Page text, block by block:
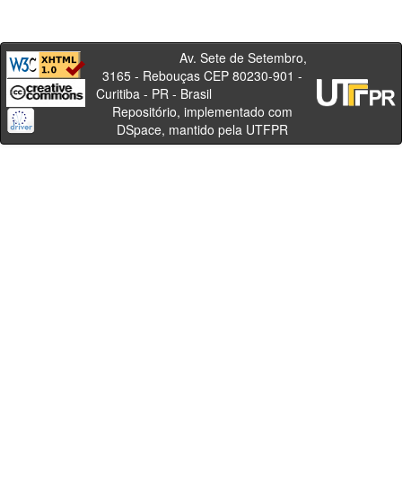
Av. Sete de Setembro,
3165 - Rebouças CEP 80230-901 -
Curitiba - PR - Brasil
Repositório, implementado com
DSpace, mantido pela UTFPR